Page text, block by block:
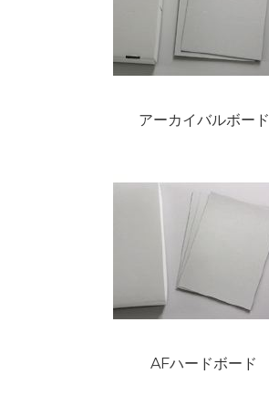
アーカイバルボード
AFハードボード